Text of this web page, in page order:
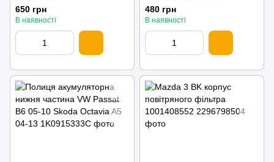
650 грн
В наявності
480 грн
В наявності